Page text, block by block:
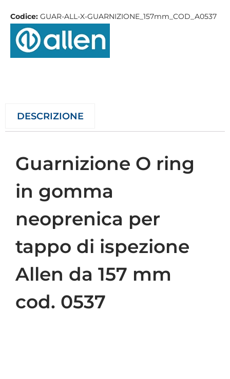
Codice: GUAR-ALL-X-GUARNIZIONE_157mm_COD_A0537
DESCRIZIONE
Guarnizione O ring
in gomma
neoprenica per
tappo di ispezione
Allen da 157 mm
cod. 0537